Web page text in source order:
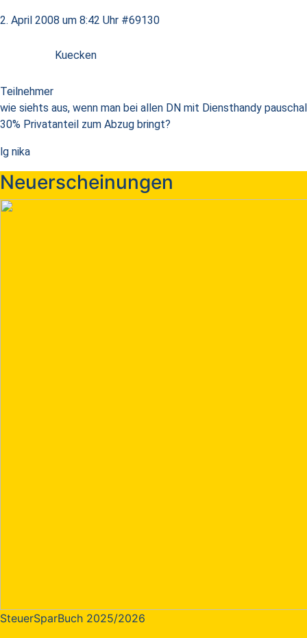
2. April 2008 um 8:42 Uhr #69130
Kuecken
Teilnehmer
wie siehts aus, wenn man bei allen DN mit Diensthandy pauschal
30% Privatanteil zum Abzug bringt?
lg nika
Neuerscheinungen
SteuerSparBuch 2025/2026